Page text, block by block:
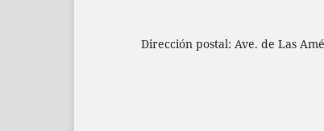
Dirección postal: Ave. de Las